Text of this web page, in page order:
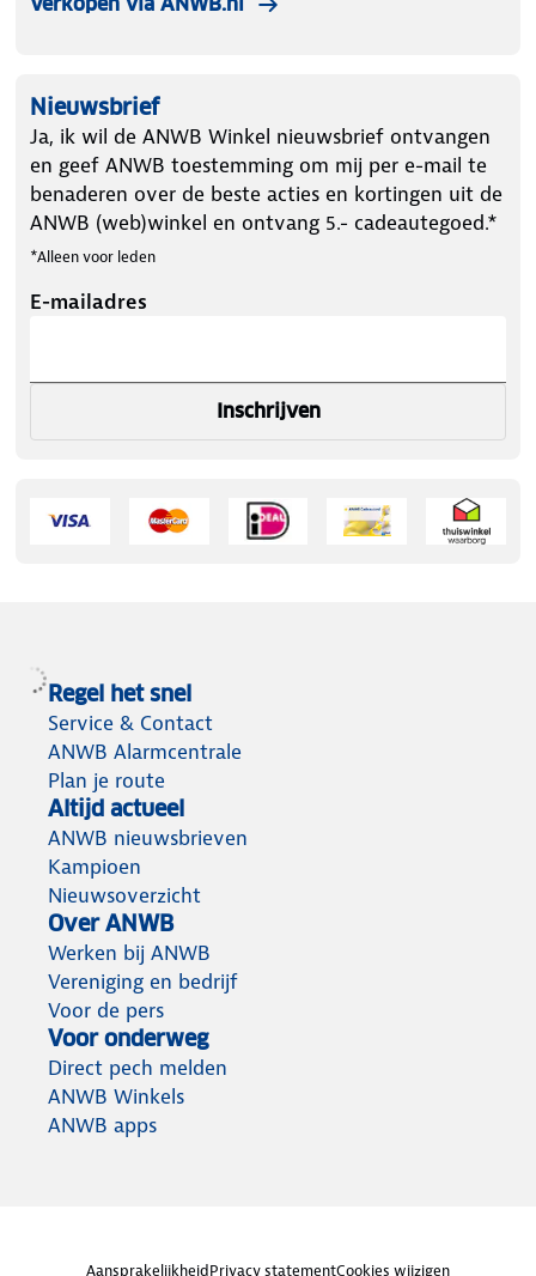
Nieuwsbrief
Ja, ik wil de ANWB Winkel nieuwsbrief ontvangen
en geef ANWB toestemming om mij per e-mail te
benaderen over de beste acties en kortingen uit de
ANWB (web)winkel en ontvang 5.- cadeautegoed.*
*Alleen voor leden
E-mailadres
Inschrijven
Regel het snel
Service & Contact
ANWB Alarmcentrale
Plan je route
Altijd actueel
ANWB nieuwsbrieven
Kampioen
Nieuwsoverzicht
Over ANWB
Werken bij ANWB
Vereniging en bedrijf
Voor de pers
Voor onderweg
Direct pech melden
ANWB Winkels
ANWB apps
AansprakelijkheidPrivacy statementCookies wijzigen